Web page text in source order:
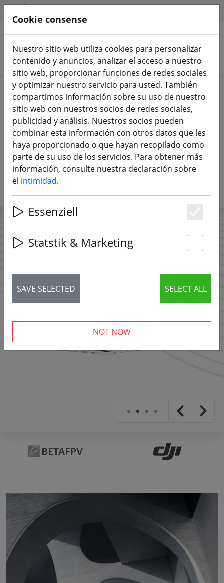
Buscar productos
Bleibe immer auf dem Laufenden!
(es)
Mit dem FPV24 Newsletter! (es)
JETZT ABONNIEREN (ES)
Cookie consense
Nuestro sitio web utiliza cookies para personalizar
contenido y anuncios, analizar el acceso a nuestro
sitio web, proporcionar funciones de redes sociales
y optimizar nuestro servicio para usted. También
compartimos información sobre su uso de nuestro
sitio web con nuestros socios de redes sociales,
publicidad y análisis. Nuestros socios pueden
combinar esta información con otros datos que les
haya proporcionado o que hayan recopilado como
parte de su uso de los servicios. Para obtener más
información, consulte nuestra declaración sobre
el intimidad.
Essenziell
Statstik & Marketing
SAVE SELECTED SELECT ALL
NOT NOW